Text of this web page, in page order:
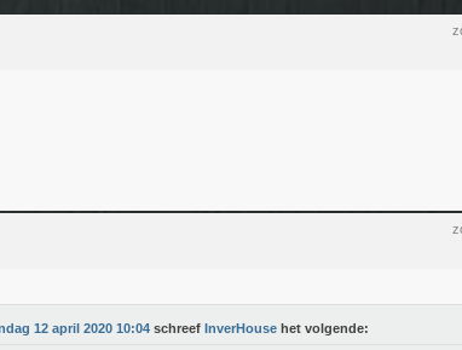
12 april 2020 10:04 schreef InverHouse het volgende: